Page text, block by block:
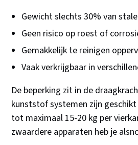
Gewicht slechts 30% van
Geen risico op roest of
Gemakkelijk te reinigen
Vaak verkrijgbaar in
De beperking zit in de
kunststof systemen zijn
tot maximaal 15-20 kg per
zwaardere apparaten heb je